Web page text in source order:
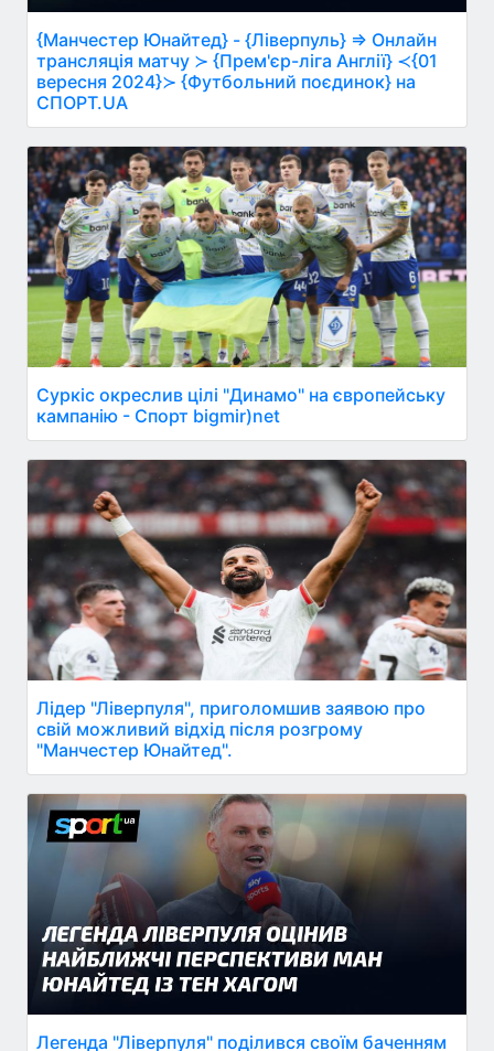
{Манчестер Юнайтед} - {Ліверпуль} ⇒ Онлайн
трансляція матчу ≻ {Прем'єр-ліга Англії} ≺{01
вересня 2024}≻ {Футбольний поєдинок} на
СПОРТ.UA
Суркіс окреслив цілі "Динамо" на європейську
кампанію - Спорт bigmir)net
Лідер "Ліверпуля", приголомшив заявою про
свій можливий відхід після розгрому
"Манчестер Юнайтед".
Легенда "Ліверпуля" поділився своїм баченням